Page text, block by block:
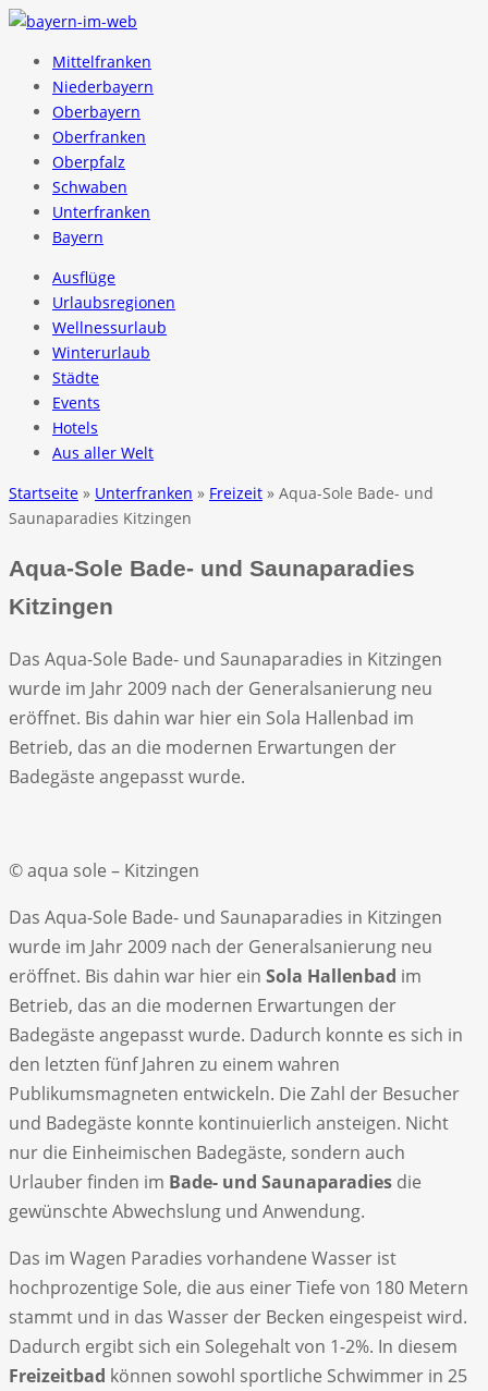
Mittelfranken
Niederbayern
Oberbayern
Oberfranken
Oberpfalz
Schwaben
Unterfranken
Bayern
Ausflüge
Urlaubsregionen
Wellnessurlaub
Winterurlaub
Städte
Events
Hotels
Aus aller Welt
Startseite » Unterfranken » Freizeit » Aqua-Sole Bade- und
Saunaparadies Kitzingen
Aqua-Sole Bade- und Saunaparadies
Kitzingen
Das Aqua-Sole Bade- und Saunaparadies in Kitzingen
wurde im Jahr 2009 nach der Generalsanierung neu
eröffnet. Bis dahin war hier ein Sola Hallenbad im
Betrieb, das an die modernen Erwartungen der
Badegäste angepasst wurde.
© aqua sole – Kitzingen
Das Aqua-Sole Bade- und Saunaparadies in Kitzingen
wurde im Jahr 2009 nach der Generalsanierung neu
eröffnet. Bis dahin war hier ein Sola Hallenbad im
Betrieb, das an die modernen Erwartungen der
Badegäste angepasst wurde. Dadurch konnte es sich in
den letzten fünf Jahren zu einem wahren
Publikumsmagneten entwickeln. Die Zahl der Besucher
und Badegäste konnte kontinuierlich ansteigen. Nicht
nur die Einheimischen Badegäste, sondern auch
Urlauber finden im Bade- und Saunaparadies die
gewünschte Abwechslung und Anwendung.
Das im Wagen Paradies vorhandene Wasser ist
hochprozentige Sole, die aus einer Tiefe von 180 Metern
stammt und in das Wasser der Becken eingespeist wird.
Dadurch ergibt sich ein Solegehalt von 1-2%. In diesem
Freizeitbad können sowohl sportliche Schwimmer in 25